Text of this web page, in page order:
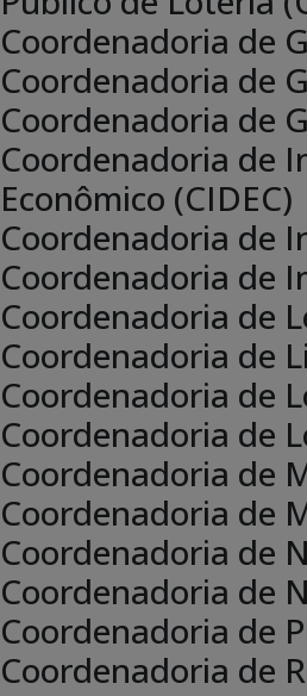
Coordenadoria de
Coordenadoria de
Coordenadoria de
Coordenadoria de
Econômico (CIDEC)
Coordenadoria de
Coordenadoria de
Coordenadoria de
Coordenadoria de
Coordenadoria de
Coordenadoria de
Coordenadoria de
Coordenadoria de
Coordenadoria de
Coordenadoria de
Coordenadoria de
Coordenadoria de